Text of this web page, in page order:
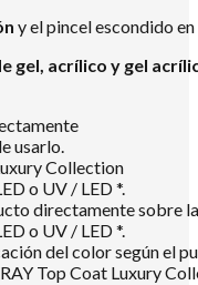
y el pincel escondido
gel, acrílico y gel
usarlo.
Collection
o UV / LED *.
directamente sobre
o UV / LED *.
del color según el
Top Coat Luxury